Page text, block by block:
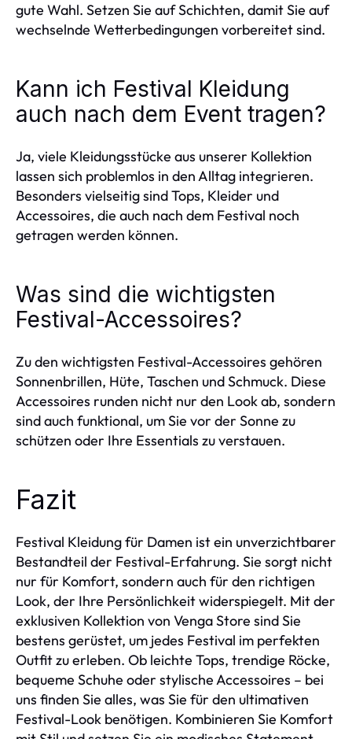
gute Wahl. Setzen Sie auf Schichten, damit Sie auf
wechselnde Wetterbedingungen vorbereitet sind.
Kann ich Festival Kleidung
auch nach dem Event tragen?
Ja, viele Kleidungsstücke aus unserer Kollektion
lassen sich problemlos in den Alltag integrieren.
Besonders vielseitig sind Tops, Kleider und
Accessoires, die auch nach dem Festival noch
getragen werden können.
Was sind die wichtigsten
Festival-Accessoires?
Zu den wichtigsten Festival-Accessoires gehören
Sonnenbrillen, Hüte, Taschen und Schmuck. Diese
Accessoires runden nicht nur den Look ab, sondern
sind auch funktional, um Sie vor der Sonne zu
schützen oder Ihre Essentials zu verstauen.
Fazit
Festival Kleidung für Damen ist ein unverzichtbarer
Bestandteil der Festival-Erfahrung. Sie sorgt nicht
nur für Komfort, sondern auch für den richtigen
Look, der Ihre Persönlichkeit widerspiegelt. Mit der
exklusiven Kollektion von Venga Store sind Sie
bestens gerüstet, um jedes Festival im perfekten
Outfit zu erleben. Ob leichte Tops, trendige Röcke,
bequeme Schuhe oder stylische Accessoires – bei
uns finden Sie alles, was Sie für den ultimativen
Festival-Look benötigen. Kombinieren Sie Komfort